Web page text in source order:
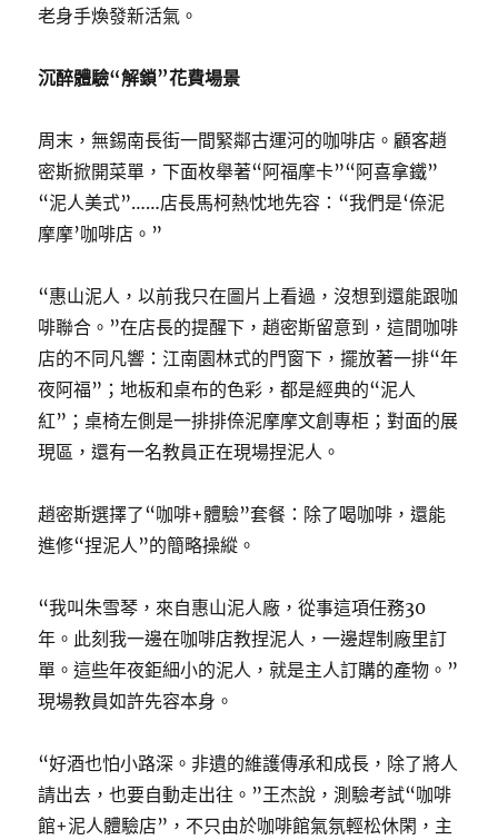
老身手煥發新活氣。
沉醉體驗“解鎖”花費場景
周末，無錫南長街一間緊鄰古運河的咖啡店。顧客趙
密斯掀開菜單，下面枚舉著“阿福摩卡”“阿喜拿鐵”
“泥人美式”……店長馬柯熱忱地先容：“我們是‘倷泥
摩摩’咖啡店。”
“惠山泥人，以前我只在圖片上看過，沒想到還能跟咖
啡聯合。”在店長的提醒下，趙密斯留意到，這間咖啡
店的不同凡響：江南園林式的門窗下，擺放著一排“年
夜阿福”；地板和桌布的色彩，都是經典的“泥人
紅”；桌椅左側是一排排倷泥摩摩文創專柜；對面的展
現區，還有一名教員正在現場捏泥人。
趙密斯選擇了“咖啡+體驗”套餐：除了喝咖啡，還能
進修“捏泥人”的簡略操縱。
“我叫朱雪琴，來自惠山泥人廠，從事這項任務30
年。此刻我一邊在咖啡店教捏泥人，一邊趕制廠里訂
單。這些年夜鉅細小的泥人，就是主人訂購的產物。”
現場教員如許先容本身。
“好酒也怕小路深。非遺的維護傳承和成長，除了將人
請出去，也要自動走出往。”王杰說，測驗考試“咖啡
館+泥人體驗店”，不只由於咖啡館氣氛輕松休閑，主